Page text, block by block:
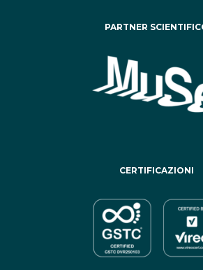
PARTNER
CERTIFICAZIONI